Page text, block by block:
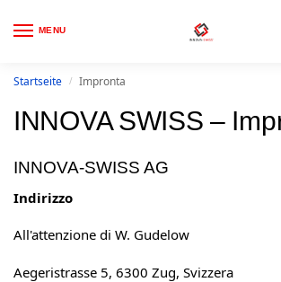
MENU
Startseite / Impronta
INNOVA SWISS –
INNOVA-SWISS AG
Indirizzo
All'attenzione di W. Gudelow
Aegeristrasse 5, 6300 Zug, Svizzera